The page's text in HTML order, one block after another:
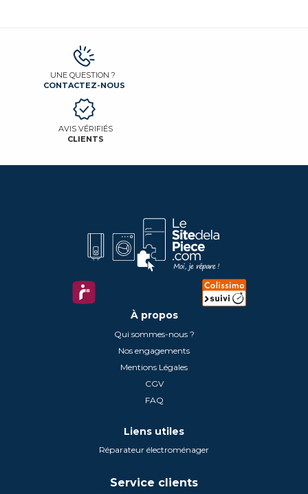
UNE QUESTION ?
CONTACTEZ-NOUS
AVIS VÉRIFIÉS
CLIENTS
À propos
Qui sommes-nous ?
Nos engagements
Mentions Légales
CGV
FAQ
Liens utiles
Réparateur électroménager
Service clients